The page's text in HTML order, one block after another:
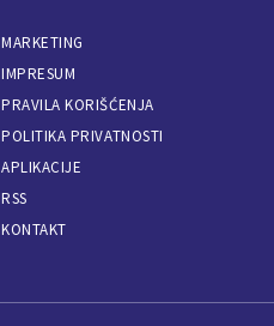
MARKETING
IMPRESUM
PRAVILA KORIŠĆENJA
POLITIKA PRIVATNOSTI
APLIKACIJE
RSS
KONTAKT